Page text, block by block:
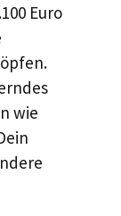
Euro
wie